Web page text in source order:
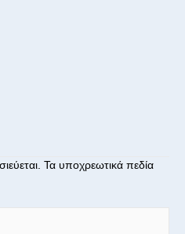
Τα υποχρεωτικά πεδία